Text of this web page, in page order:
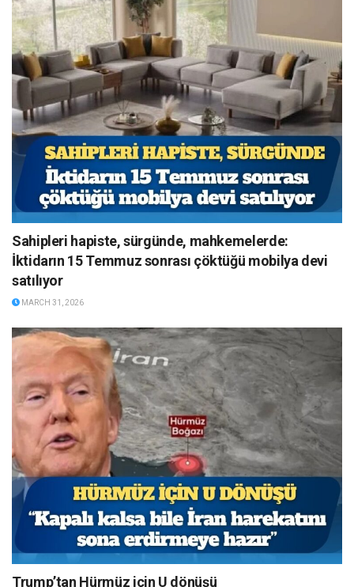
Sahipleri hapiste, sürgünde, mahkemelerde:
İktidarın 15 Temmuz sonrası çöktüğü mobilya devi
satılıyor
MARCH 31, 2026
Trump’tan Hürmüz için U dönüşü